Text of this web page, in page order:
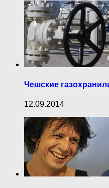
Чешские
12.09.2014